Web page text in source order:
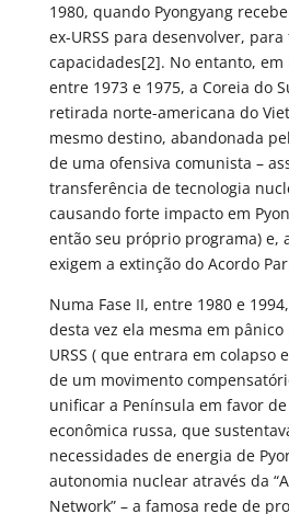
1980, quando Pyongyang
ex-URSS para desenvolver,
capacidades[2]. No entanto,
entre 1973 e 1975, a Coreia do
retirada norte-americana do
mesmo destino, abandonada
de uma ofensiva comunista –
transferência de tecnologia
causando forte impacto em
então seu próprio programa) e,
exigem a extinção do Acordo
Numa Fase II, entre 1980 e
desta vez ela mesma em
URSS ( que entrara em colapso
de um movimento
unificar a Península em favor
econômica russa, que
necessidades de energia de
autonomia nuclear através da
Network” – a famosa rede de